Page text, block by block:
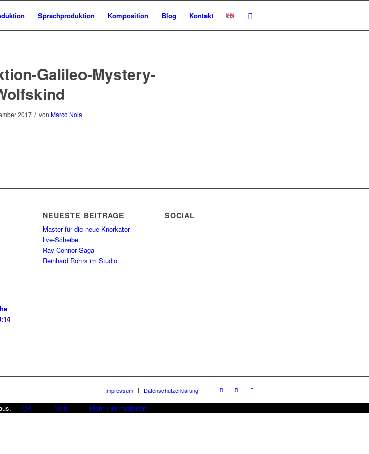
Sprachproduktion Komposition Blog Kontakt
Galileo-Mystery-
2017 / von Marco Nola
NEUESTE BEITRÄGE
Master für die neue Knorkator
live-Scheibe
Ray Connor Saga
Reinhard Röhrs im Studio
SOCIAL
Impressum Datenschutzerklärung
OK Nein Mehr Informationen